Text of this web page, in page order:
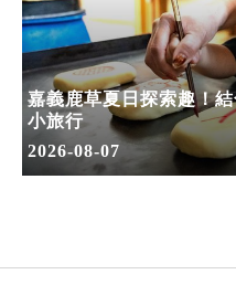
嘉義鹿草夏日探索趣！
小旅行
2026-08-07